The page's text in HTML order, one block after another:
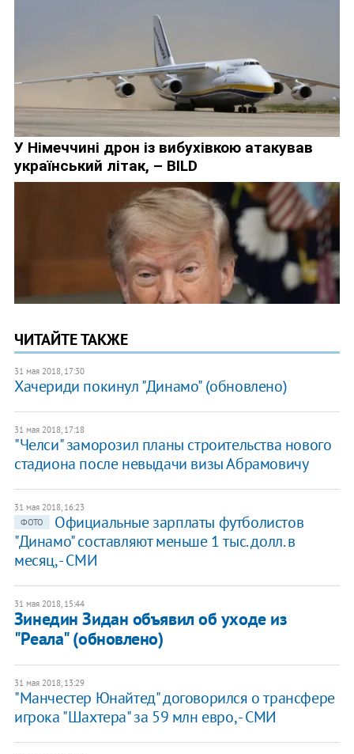
ЧИТАЙТЕ ТАКЖЕ
31 мая 2018, 17:30
Хачериди покинул "Динамо" (обновлено)
31 мая 2018, 17:18
"Челси" заморозил планы строительства нового
стадиона после невыдачи визы Абрамовичу
31 мая 2018, 16:23
ФОТО
Официальные зарплаты футболистов
"Динамо" составляют меньше 1 тыс. долл. в
месяц, - СМИ
31 мая 2018, 15:44
Зинедин Зидан объявил об уходе из
"Реала" (обновлено)
31 мая 2018, 13:29
"Манчестер Юнайтед" договорился о трансфере
игрока "Шахтера" за 59 млн евро, - СМИ